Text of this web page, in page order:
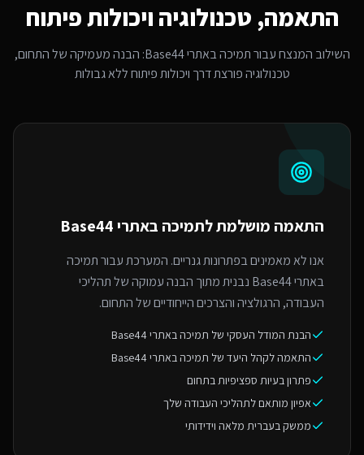
התאמה, טכנולוגיה ויכולות פיתוח
השילוב המנצח עבורתמיכה באתרי Base44
: הבנה מעמיקה של התחום,
טכנולוגיה פורצת דרך ויכולות פיתוח ללא גבולות
התאמה מושלמת לתמיכה באתרי Base44
אנו לא מאמינים בפתרונות גנריים. המערכת עבור תמיכה
באתרי Base44 נבנית מתוך הבנה עמוקה של תהליכי
העבודה, הרגולציה והצרכים הייחודיים של התחום.
הבנת המודל העסקי של תמיכה באתרי Base44
התאמה לקהל היעד של תמיכה באתרי Base44
פתרון בעיות ספציפיות בתחום
אפיון מותאם לתהליכי העבודה שלך
ממשק בעברית מלאה וידידותי